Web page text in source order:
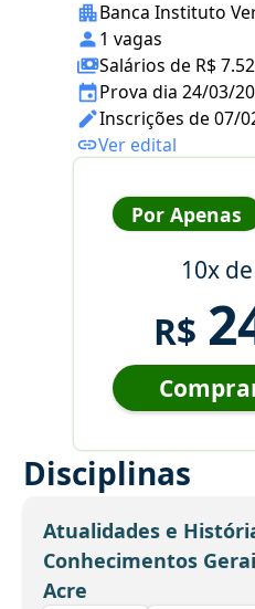
Banca Instituto
1 vagas
Salários de R$
Prova dia 24/03/
Inscrições de 07/
Ver edital
Por Apenas
10x de
R$
Disciplinas
Atualidades e
Conhecimentos
Acre